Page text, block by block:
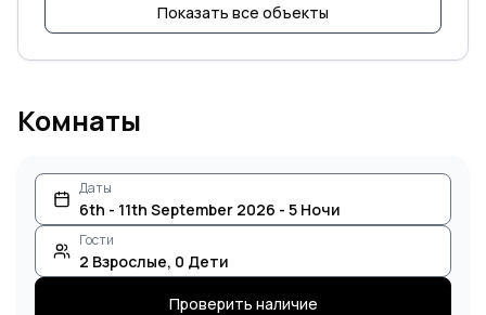
Показать все объекты
Комнаты
Даты
6th - 11th September 2026 - 5 Ночи
Гости
2 Взрослые, 0 Дети
Проверить наличие